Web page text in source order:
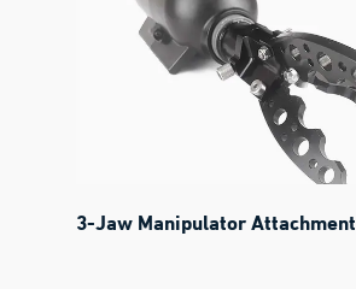
3-Jaw Manipulator Attachment